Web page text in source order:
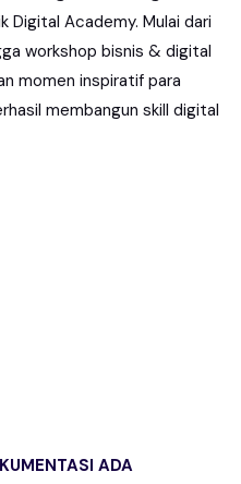
Digital Academy. Mulai dari
workshop bisnis & digital
momen inspiratif para
membangun skill digital
ADA